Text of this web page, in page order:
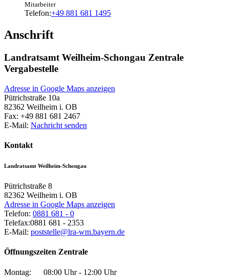
Mitarbeiter
Telefon:+49 881 681 1495
Anschrift
Landratsamt Weilheim-Schongau Zentrale
Vergabestelle
Adresse in Google Maps anzeigen
Pütrichstraße 10a
82362 Weilheim i. OB
Fax: +49 881 681 2467
E-Mail: Nachricht senden
Kontakt
Landratsamt Weilheim-Schongau
Pütrichstraße 8
82362 Weilheim i. OB
Adresse in Google Maps anzeigen
Telefon: 0881 681 - 0
Telefax:0881 681 - 2353
E-Mail: poststelle@lra-wm.bayern.de
Öffnungszeiten Zentrale
Montag:
08:00 Uhr - 12:00 Uhr